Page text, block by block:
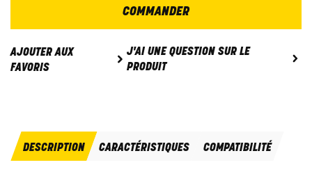
COMMANDER
AJOUTER AUX
FAVORIS
J'AI UNE QUESTION SUR LE
PRODUIT
DESCRIPTION CARACTÉRISTIQUES COMPATIBILITÉ